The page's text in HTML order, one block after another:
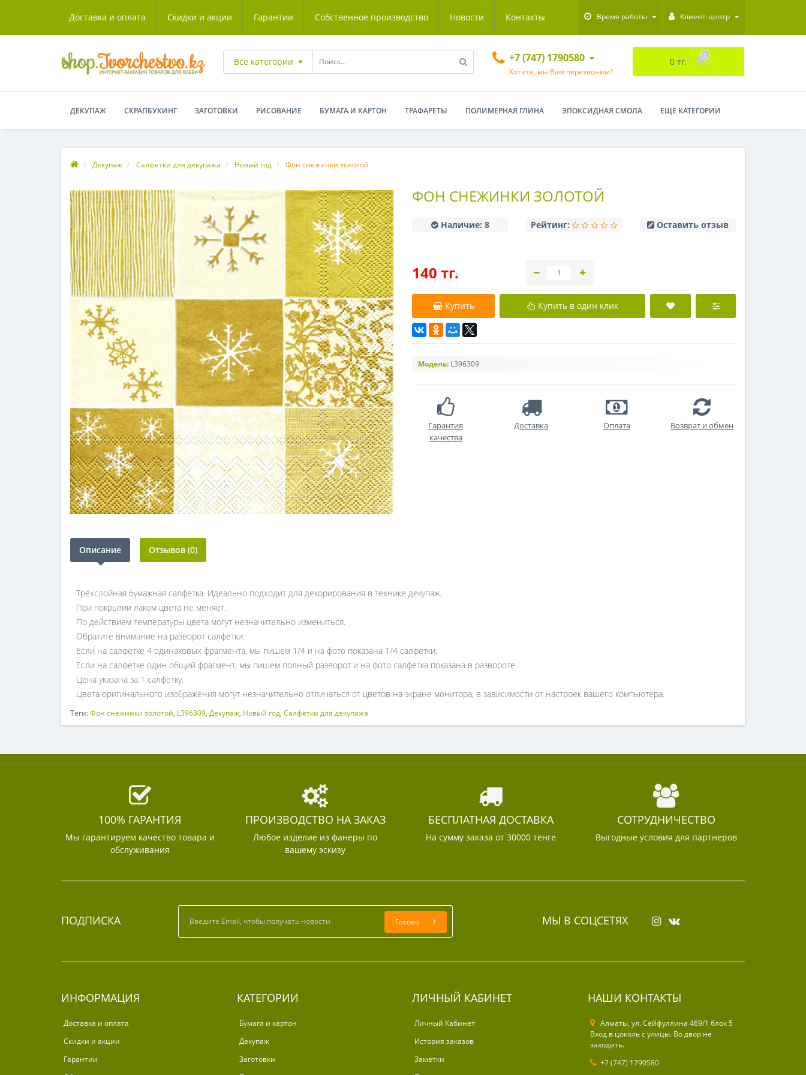
Доставка и оплата Скидки и акции Гарантии Собственное производство Новости Контакты Время работы Клиент-центр
Все категории +7 (747) 1790580
Хотите, мы Вам перезвоним?
0 тг.
0
ДЕКУПАЖ СКРАПБУКИНГ ЗАГОТОВКИ РИСОВАНИЕ БУМАГА И КАРТОН ТРАФАРЕТЫ ПОЛИМЕРНАЯ ГЛИНА ЭПОКСИДНАЯ СМОЛА ЕЩЁ КАТЕГОРИИ
Декупаж Салфетки для декупажа Новый год Фон снежинки золотой
ФОН СНЕЖИНКИ ЗОЛОТОЙ
Наличие: 8 Рейтинг: Оставить отзыв
140 тг.
Купить Купить в один клик
Модель: L396309
Гарантия
качества
Доставка Оплата Возврат и обмен
Описание Отзывов (0)
Трёхслойная бумажная салфетка. Идеально подходит для декорирования в технике декупаж.
При покрытии лаком цвета не меняет.
По действием температуры цвета могут незначительно измениться.
Обратите внимание на разворот салфетки.
Если на салфетке 4 одинаковых фрагмента, мы пишем 1/4 и на фото показана 1/4 салфетки.
Если на салфетке один общий фрагмент, мы пишем полный разворот и на фото салфетка показана в развороте.
Цена указана за 1 салфетку.
Цвета оригинального изображения могут незначительно отличаться от цветов на экране монитора, в зависимости от настроек вашего компьютера.
Теги:Фон снежинки золотой, L396309, Декупаж, Новый год, Салфетки для декупажа
100% ГАРАНТИЯ
Мы гарантируем качество товара и
обслуживания
ПРОИЗВОДСТВО НА ЗАКАЗ
Любое изделие из фанеры по
вашему эскизу
БЕСПЛАТНАЯ ДОСТАВКА
На сумму заказа от 30000 тенге
СОТРУДНИЧЕСТВО
Выгодные условия для партнеров
ПОДПИСКА Готово МЫ В СОЦСЕТЯХ
ИНФОРМАЦИЯ
Доставка и оплата
Скидки и акции
Гарантии
КАТЕГОРИИ
Бумага и картон
Декупаж
Заготовки
ЛИЧНЫЙ КАБИНЕТ
Личный Кабинет
История заказов
Заметки
НАШИ КОНТАКТЫ
Алматы, ул. Cейфуллина 469/1 блок 5
Вход в цоколь с улицы. Во двор не
заходить.
+7 (747) 1790580